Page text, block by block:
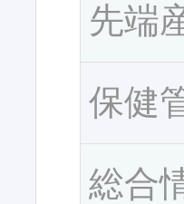
先端
保健
総合